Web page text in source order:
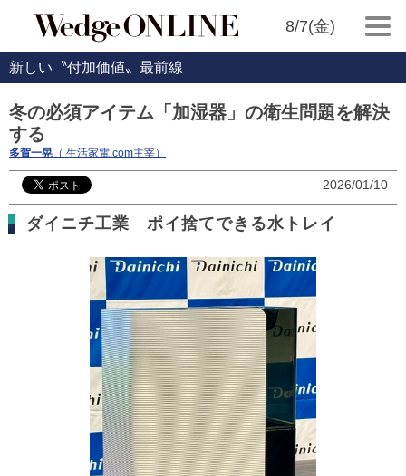
8/7(金)
新しい〝付加価値〟最前線
冬の必須アイテム「加湿器」の衛生問題を解決
する
多賀一晃 （ 生活家電.com主宰）
2026/01/10
ダイニチ工業 ポイ捨てできる水トレイ